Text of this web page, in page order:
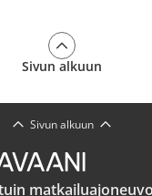
Sivun alkuun
Sivun alkuun